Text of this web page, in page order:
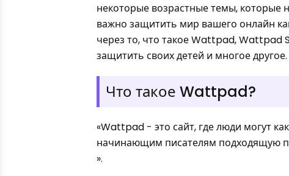
некоторые возрастные темы, которые
важно защитить мир вашего онлайн
через то, что такое Wattpad, Wattpad
защитить своих детей и многое
Что такое Wattpad?
«Wattpad - это сайт, где люди могут
начинающим писателям подходящую
».